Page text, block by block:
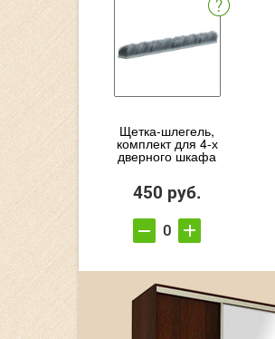
Щетка-шлегель,
комплект для 4-х
дверного шкафа
450 руб.